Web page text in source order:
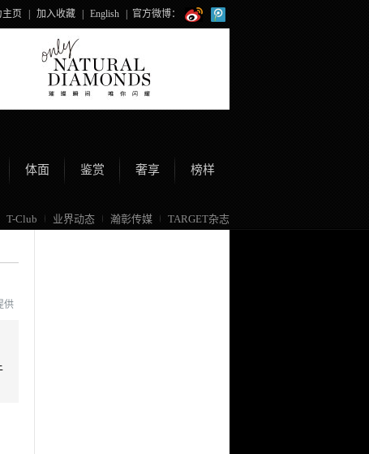
主页 加入收藏 English 官方微博：
体面 鉴赏 奢享 榜样
T-Club 业界动态 瀚彰传媒 TARGET杂志
供